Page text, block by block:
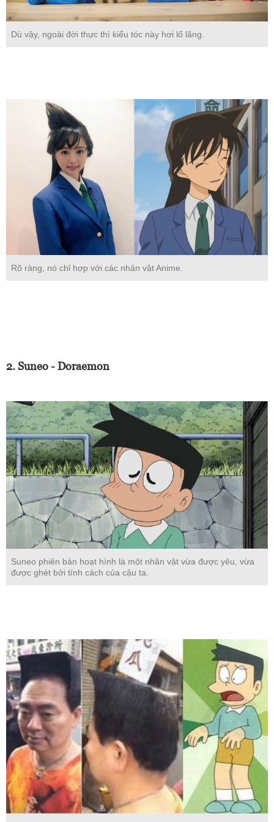
Dù vậy, ngoài đời thực thì kiểu tóc này hơi lố lăng.
Rõ ràng, nó chỉ hợp với các nhân vật Anime.
2. Suneo - Doraemon
Suneo phiên bản hoạt hình là một nhân vật vừa được yêu, vừa
được ghét bởi tính cách của cậu ta.